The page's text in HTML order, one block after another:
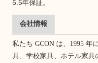
5.5年保証。
会社情報
私たち GCON は、1995 年
具、学校家具、ホテル家